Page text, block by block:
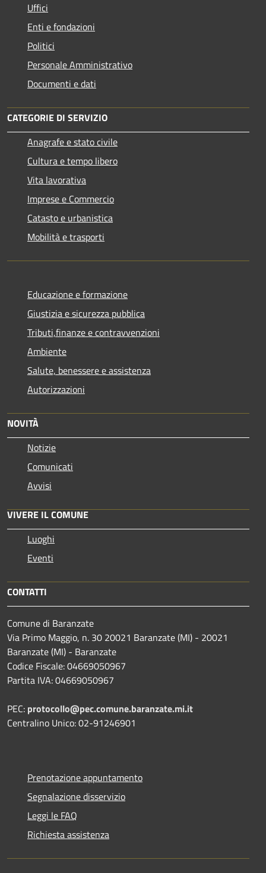
Uffici
Enti e fondazioni
Politici
Personale Amministrativo
Documenti e dati
CATEGORIE DI SERVIZIO
Anagrafe e stato civile
Cultura e tempo libero
Vita lavorativa
Imprese e Commercio
Catasto e urbanistica
Mobilità e trasporti
Educazione e formazione
Giustizia e sicurezza pubblica
Tributi,finanze e contravvenzioni
Ambiente
Salute, benessere e assistenza
Autorizzazioni
NOVITÀ
Notizie
Comunicati
Avvisi
VIVERE IL COMUNE
Luoghi
Eventi
CONTATTI
Comune di Baranzate
Via Primo Maggio, n. 30 20021 Baranzate (MI) - 20021
Baranzate (MI) - Baranzate
Codice Fiscale: 04669050967
Partita IVA: 04669050967
PEC: protocollo@pec.comune.baranzate.mi.it
Centralino Unico: 02-91246901
Prenotazione appuntamento
Segnalazione disservizio
Leggi le FAQ
Richiesta assistenza